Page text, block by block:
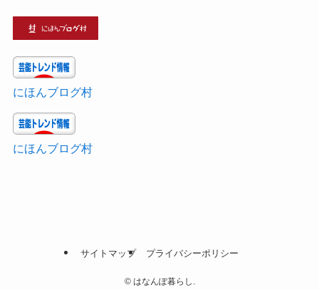
にほんブログ村
にほんブログ村
サイトマップ プライバシーポリシー
©はなんぽ暮らし.